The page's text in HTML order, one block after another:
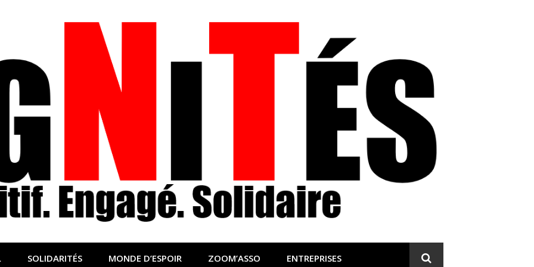
sociale, solidaire et engagée
SOLIDARITÉS MONDE D’ESPOIR ZOOM’ASSO ENTREPRISES